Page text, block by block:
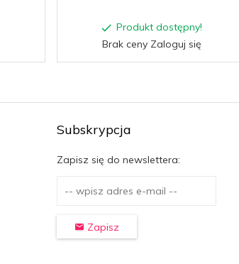
Produkt dostępny!
Brak ceny Zaloguj się
Subskrypcja
Zapisz się do newslettera:
Zapisz